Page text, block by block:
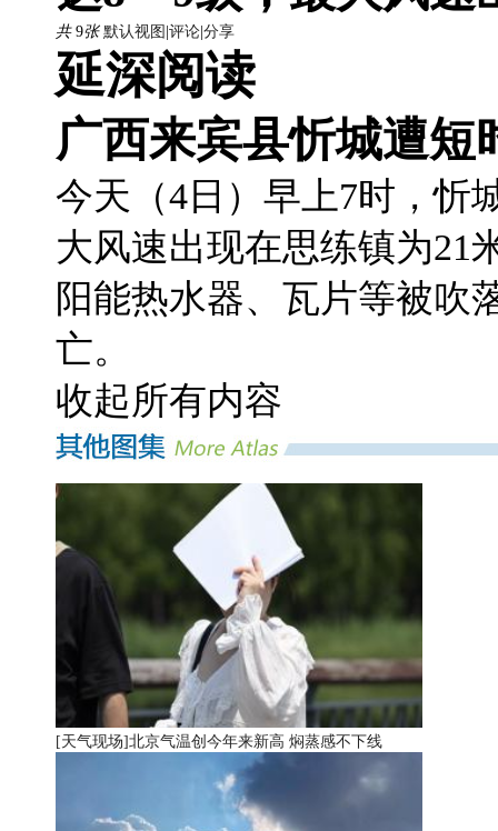
共9张 默认视图 评论 分享
延深阅读
广西来宾县忻城遭短
今天（4日）早上7时，忻
大风速出现在思练镇为21
阳能热水器、瓦片等被吹
亡。
收起所有内容
[天气现场]北京气温创今年来新高 焖蒸感不下线